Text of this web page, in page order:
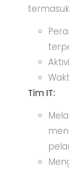
Tim IT: